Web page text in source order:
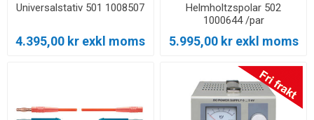
Universalstativ 501 1008507
4.395,00 kr exkl moms
Helmholtzspolar 502
1000644 /par
5.995,00 kr exkl moms